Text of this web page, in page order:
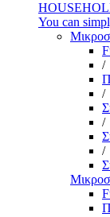
You can
/
/
/
/